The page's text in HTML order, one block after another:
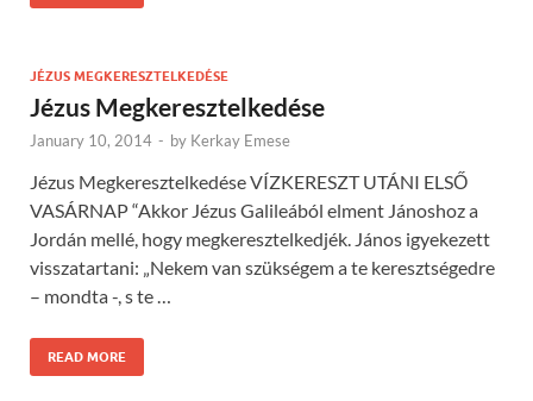
JÉZUS MEGKERESZTELKEDÉSE
Jézus Megkeresztelkedése
January 10, 2014 - by Kerkay Emese
Jézus Megkeresztelkedése VÍZKERESZT UTÁNI ELSŐ
VASÁRNAP “Akkor Jézus Galileából elment Jánoshoz a
Jordán mellé, hogy megkeresztelkedjék. János igyekezett
visszatartani: „Nekem van szükségem a te keresztségedre
– mondta -, s te …
READ MORE